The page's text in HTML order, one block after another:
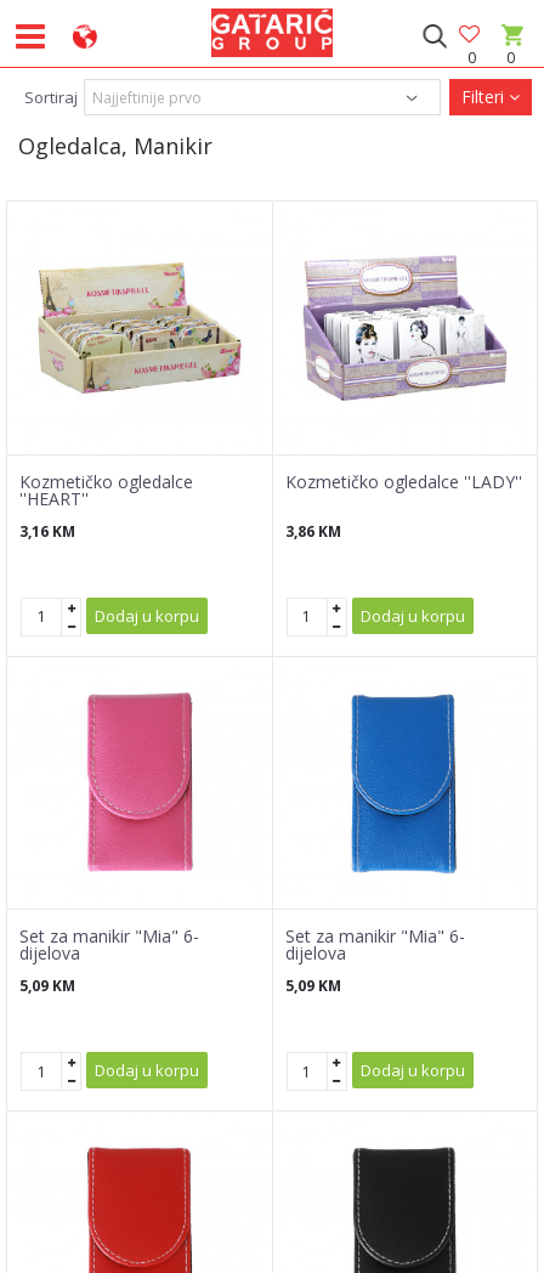
0
0
Ogledalca, Manikir
Sortiraj Filteri
Kozmetičko ogledalce
''HEART''
3,16 KM
Dodaj u korpu
Kozmetičko ogledalce ''LADY''
3,86 KM
Dodaj u korpu
Set za manikir "Mia" 6-
dijelova
5,09 KM
Dodaj u korpu
Set za manikir "Mia" 6-
dijelova
5,09 KM
Dodaj u korpu